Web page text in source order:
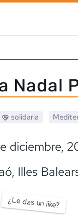
Nadal
solidaria
diciembre,
, Illes
¿Le das un like?